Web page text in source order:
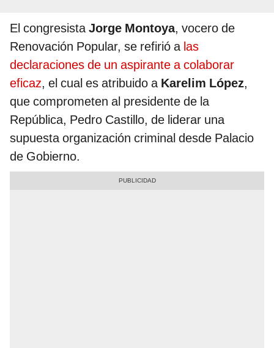
El congresistaJorge Montoya, vocero de
Renovación Popular, se refirió a las
declaraciones de un aspirante a colaborar
eficaz, el cual es atribuido a Karelim López,
que comprometen al presidente de la
República, Pedro Castillo, de liderar una
supuesta organización criminal desde Palacio
de Gobierno.